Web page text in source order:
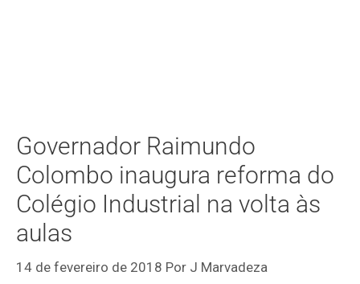
Governador Raimundo
Colombo inaugura reforma do
Colégio Industrial na volta às
aulas
14 de fevereiro de 2018 Por J Marvadeza